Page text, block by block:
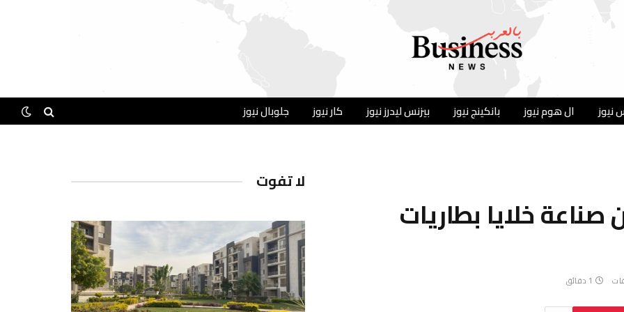
نيوز ال هوم نيوز بانكينج نيوز بيزنس ليدرز نيوز كار نيوز جلوبال نيوز
خلايا بطاريات
1 دقائق
لا تفوت